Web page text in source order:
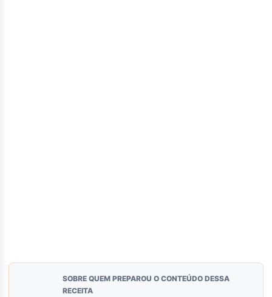
SOBRE QUEM PREPAROU O CONTEÚDO DESSA
RECEITA